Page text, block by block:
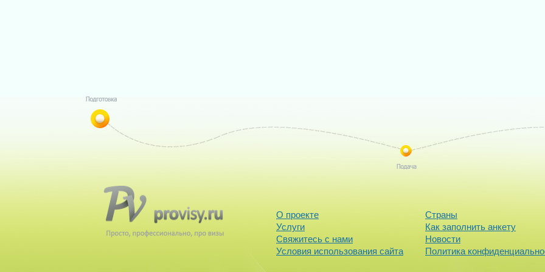
О проекте
Страны
Услуги
Как заполнить анкету
Свяжитесь с нами
Новости
Условия использования сайта
Политика